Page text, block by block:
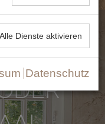
EVENT
Alle Dienste aktivieren
Datenschutz